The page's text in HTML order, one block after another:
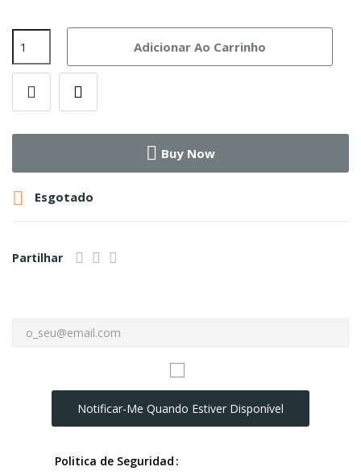
Adicionar Ao Carrinho
Buy Now
 Esgotado
Partilhar
Notificar-Me Quando Estiver Disponível
Politica de Seguridad